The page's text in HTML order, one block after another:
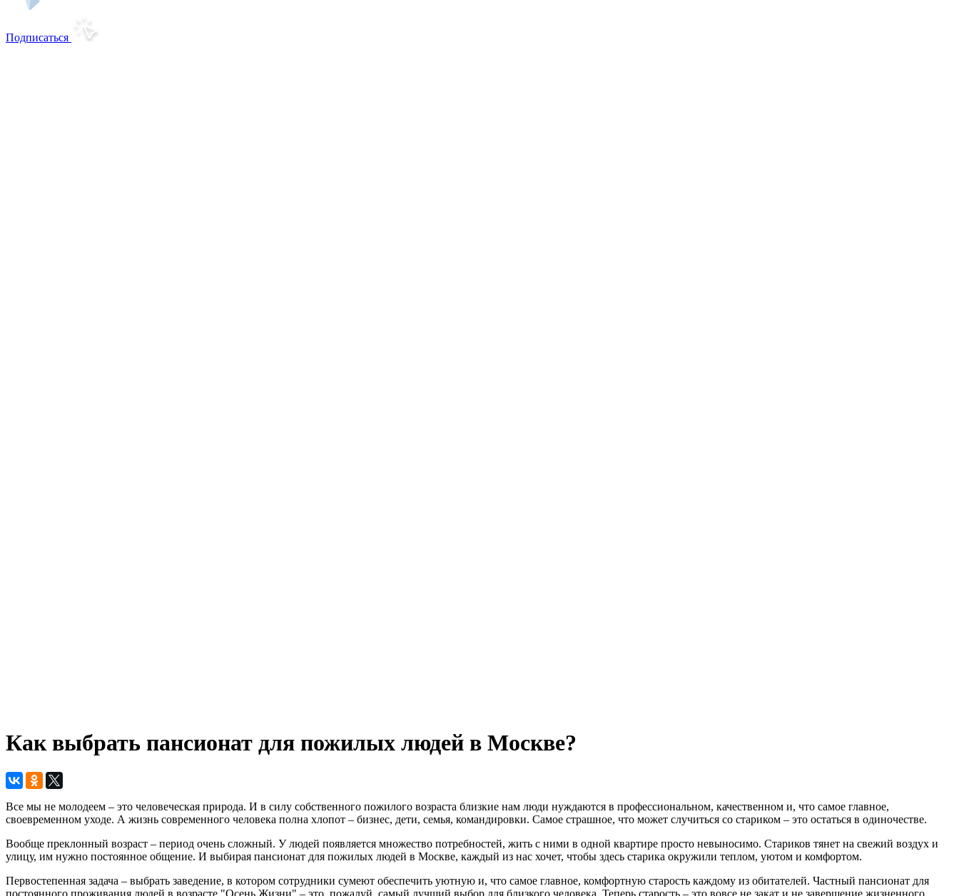
Подписаться
Как выбрать пансионат для пожилых людей в Москве?
Все мы не молодеем – это человеческая природа. И в силу собственного пожилого возраста близкие нам люди нуждаются в профессиональном, качественном и, что самое главное,
своевременном уходе. А жизнь современного человека полна хлопот – бизнес, дети, семья, командировки. Самое страшное, что может случиться со стариком – это остаться в одиночестве.
Вообще преклонный возраст – период очень сложный. У людей появляется множество потребностей, жить с ними в одной квартире просто невыносимо. Стариков тянет на свежий воздух и
улицу, им нужно постоянное общение. И выбирая пансионат для пожилых людей в Москве, каждый из нас хочет, чтобы здесь старика окружили теплом, уютом и комфортом.
Первостепенная задача – выбрать заведение, в котором сотрудники сумеют обеспечить уютную и, что самое главное, комфортную старость каждому из обитателей. Частный пансионат для
постоянного проживания людей в возрасте "Осень Жизни" – это, пожалуй, самый лучший выбор для близкого человека. Теперь старость – это вовсе не закат и не завершение жизненного